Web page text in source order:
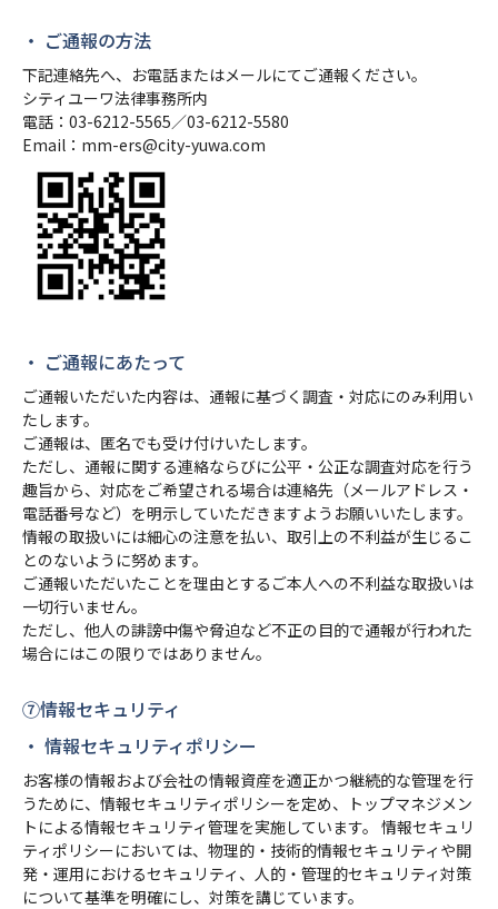
・ ご通報の方法
下記連絡先へ、お電話またはメールにてご通報ください。
シティユーワ法律事務所内
電話： 03-6212-5565／03-6212-5580
Email： mm-ers@city-yuwa.com
・ ご通報にあたって
ご通報いただいた内容は、通報に基づく調査・対応にのみ利用い
たします。
ご通報は、匿名でも受け付けいたします。
ただし、通報に関する連絡ならびに公平・公正な調査対応を行う
趣旨から、対応をご希望される場合は連絡先 （メールアドレス・
電話番号など）を明示していただきますようお願いいたします。
情報の取扱いには細心の注意を払い、取引上の不利益が生じるこ
とのないように努めます。
ご通報いただいたことを理由とするご本人への不利益な取扱いは
一切行いません。
ただし、他人の誹謗中傷や脅迫など不正の目的で通報が行われた
場合にはこの限りではありません。
⑦情報セキュリティ
・ 情報セキュリティポリシー
お客様の情報および会社の情報資産を適正かつ継続的な管理を行
うために、情報セキュリティポリシーを定め、トップマネジメン
トによる情報セキュリティ管理を実施しています。 情報セキュリ
ティポリシーにおいては、物理的・技術的情報セキュリティや開
発・運用におけるセキュリティ、人的・管理的セキュリティ対策
について基準を明確にし、対策を講じています。